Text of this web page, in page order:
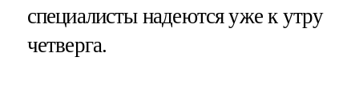
специалисты надеются уже к утру
четверга.